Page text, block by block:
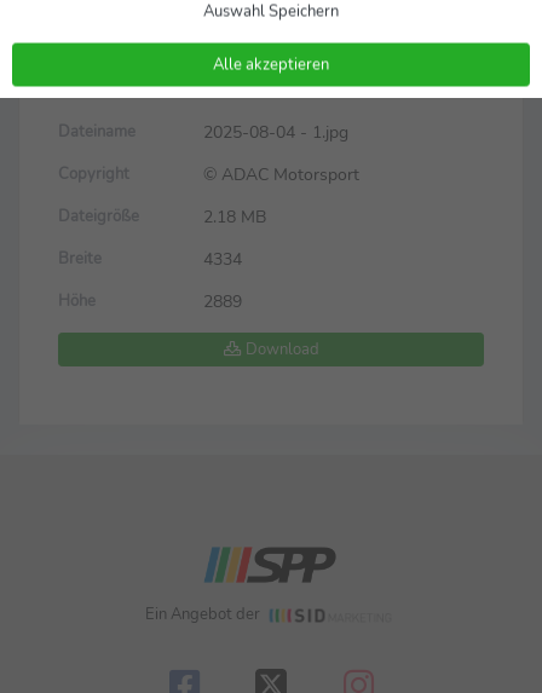
Saisonhälfte
Am Nürburgring startet die DTM mit Spitzenreiter Lucas
Auer in die zweite Saisonhälfte
Dateiname 2025-08-04 - 1.jpg
Copyright © ADAC Motorsport
Dateigröße 2.18 MB
Breite 4334
Höhe 2889
Download
Ein Angebot der
Auswahl Speichern
Alle akzeptieren